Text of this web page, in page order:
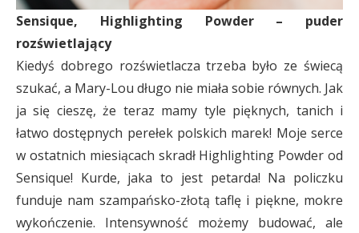
Sensique, Highlighting Powder – puder
rozświetlający
Kiedyś dobrego rozświetlacza trzeba było ze świecą
szukać, a Mary-Lou długo nie miała sobie równych. Jak
ja się cieszę, że teraz mamy tyle pięknych, tanich i
łatwo dostępnych perełek polskich marek! Moje serce
w ostatnich miesiącach skradł Highlighting Powder od
Sensique! Kurde, jaka to jest petarda! Na policzku
funduje nam szampańsko-złotą taflę i piękne, mokre
wykończenie. Intensywność możemy budować, ale